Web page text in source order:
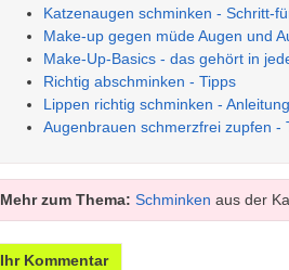
Katzenaugen schminken - Schritt-
Make-up gegen müde Augen und
Make-Up-Basics - das gehört in
Richtig abschminken - Tipps
Lippen richtig schminken - Anleitung
Augenbrauen schmerzfrei zupfen -
Mehr zum Thema: Schminken aus der
Ihr Kommentar